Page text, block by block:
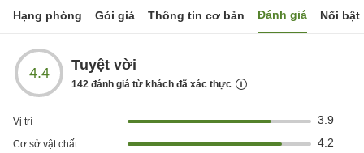
Hạng phòng Gói giá Thông tin cơ bản Đánh giá Nổi bật
4.4 Tuyệt vời
142 đánh giá từ khách đã xác thực
Vị trí 3.9
Cơ sở vật chất 4.2